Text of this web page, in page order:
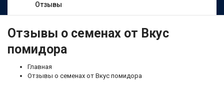
Отзывы
Отзывы о семенах от Вкус
помидора
Главная
Отзывы о семенах от Вкус помидора